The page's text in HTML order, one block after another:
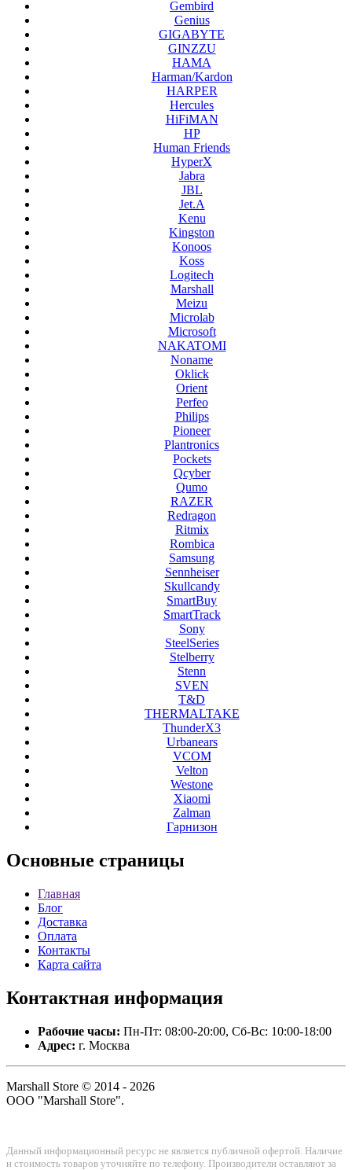
Gembird
Genius
GIGABYTE
GINZZU
HAMA
Harman/Kardon
HARPER
Hercules
HiFiMAN
HP
Human Friends
HyperX
Jabra
JBL
Jet.A
Kenu
Kingston
Konoos
Koss
Logitech
Marshall
Meizu
Microlab
Microsoft
NAKATOMI
Noname
Oklick
Orient
Perfeo
Philips
Pioneer
Plantronics
Pockets
Qcyber
Qumo
RAZER
Redragon
Ritmix
Rombica
Samsung
Sennheiser
Skullcandy
SmartBuy
SmartTrack
Sony
SteelSeries
Stelberry
Stenn
SVEN
T&D
THERMALTAKE
ThunderX3
Urbanears
VCOM
Velton
Westone
Xiaomi
Zalman
Гарнизон
Основные страницы
Главная
Блог
Доставка
Оплата
Контакты
Карта сайта
Контактная информация
Рабочие часы: Пн-Пт: 08:00-20:00, Сб-Вс: 10:00-18:00
Адрес: г. Москва
Marshall Store © 2014 - 2026
ООО "Marshall Store".
Данный информационный ресурс не является публичной офертой. Наличие
и стоимость товаров уточняйте по телефону. Производители оставляют за